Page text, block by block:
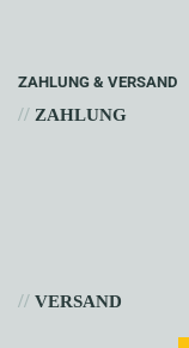
ZAHLUNG & VERSAND
// ZAHLUNG
// VERSAND